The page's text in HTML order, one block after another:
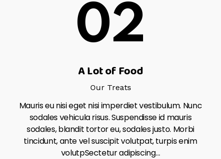
02
A Lot of Food
Our Treats
Mauris eu nisi eget nisi imperdiet vestibulum. Nunc
sodales vehicula risus. Suspendisse id mauris
sodales, blandit tortor eu, sodales justo. Morbi
tincidunt, ante vel suscipit volutpat, turpis enim
volutpSectetur adipiscing…